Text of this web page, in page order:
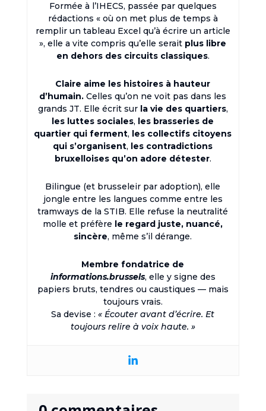
Formée à l’IHECS, passée par quelques
rédactions « où on met plus de temps à
remplir un tableau Excel qu’à écrire un article
», elle a vite compris qu’elle serait plus libre
en dehors des circuits classiques.
Claire aime les histoires à hauteur
d’humain. Celles qu’on ne voit pas dans les
grands JT. Elle écrit sur la vie des quartiers,
les luttes sociales, les brasseries de
quartier qui ferment, les collectifs citoyens
qui s’organisent, les contradictions
bruxelloises qu’on adore détester.
Bilingue (et brusseleir par adoption), elle
jongle entre les langues comme entre les
tramways de la STIB. Elle refuse la neutralité
molle et préfère le regard juste, nuancé,
sincère, même s’il dérange.
Membre fondatrice de
informations.brussels, elle y signe des
papiers bruts, tendres ou caustiques — mais
toujours vrais.
Sa devise :« Écouter avant d’écrire. Et
toujours relire à voix haute. »